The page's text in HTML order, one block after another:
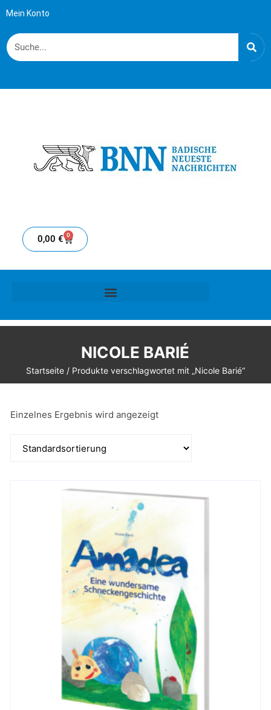
Mein Konto
0,00 € 0
NICOLE BARIÉ
Startseite/ Produkte verschlagwortet mit „Nicole Barié“
Einzelnes Ergebnis wird angezeigt